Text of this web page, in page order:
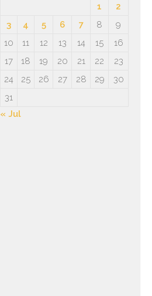
1
2
3
4 5 6 7 8
9
10
11 12 13 14 15
16
17
18 19 20 21 22
23
24
25 26 27 28 29
30
31
« Jul